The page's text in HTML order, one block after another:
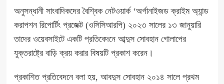
অনুসন্ধানী সাংবাদিকদের বৈশ্বিক নেটওয়ার্ক ‘অর্গানাইজড ক্রাইম অ্যান্ড
করাপশন রিপোর্টিং প্রজেক্ট (ওসিসিআরপি) ২০২৩ সালের ১৩ জানুয়ারি
তাদের ওয়েবসাইটে একটি প্রতিবেদনে আব্দুস সোবহান গোলাপের
যুক্তরাষ্ট্রে বাড়ি ক্রয় করার বিষয়টি প্রকাশ করেন।
প্রকাশিত প্রতিবেদনে বলা হয়, আবদুস সোবহান ২০১৪ সালে প্রথম